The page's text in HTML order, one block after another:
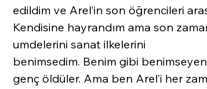
edildim ve Arel’in son öğrencileri
Kendisine hayrandım ama son
umdelerini sanat ilkelerini
benimsedim. Benim gibi
genç öldüler. Ama ben Arel’i her